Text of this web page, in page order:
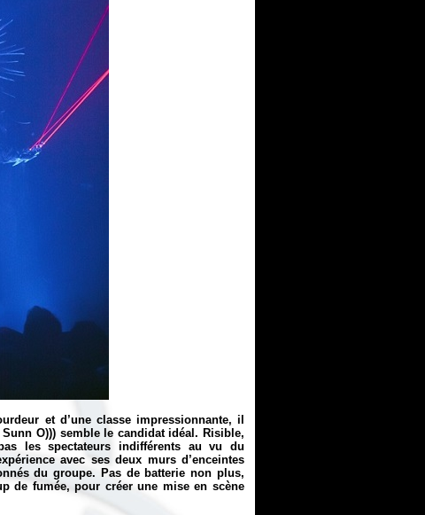
et d’une classe impressionnante, il
Sunn O)))semble le candidat idéal. Risible,
les spectateurs indifférents au vu du
avec ses deux murs d’enceintes
du groupe. Pas de batterie non plus,
de fumée, pour créer une mise en scène